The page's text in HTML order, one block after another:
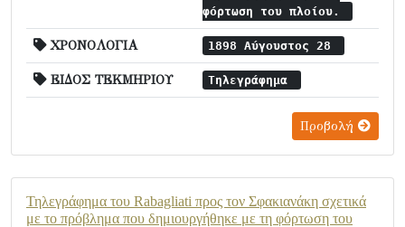
φόρτωση του πλοίου.
ΧΡΟΝΟΛΟΓΙΑ 1898 Αύγουστος 28
ΕΙΔΟΣ ΤΕΚΜΗΡΙΟΥ Τηλεγράφημα
Προβολή
Τηλεγράφημα του Rabagliati προς τον Σφακιανάκη σχετικά
με το πρόβλημα που δημιουργήθηκε με τη φόρτωση του